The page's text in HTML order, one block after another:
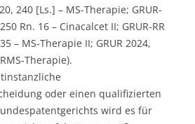
240 [Ls.] – MS-Therapie; GRUR-
Rn. 16 – Cinacalcet II; GRUR-RR
– MS-Therapie II; GRUR 2024,
Therapie).
oder einen qualifizierten
wird es für